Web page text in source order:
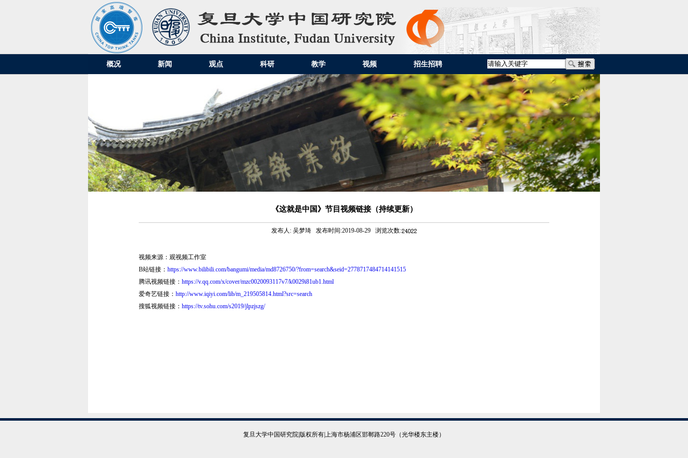
概况 新闻 观点 科研 教学 视频 招生招聘
《这就是中国》节目视频链接（持续更新）
发布人: 吴梦琦 发布时间:2019-08-29 浏览次数:
视频来源：观视频工作室
B站链接： https://www.bilibili.com/bangumi/media/md8726750/?from=search&seid=2778717484714141515
腾讯视频链接： https://v.qq.com/x/cover/mzc0020093117v7/k0029i81ub1.html
爱奇艺链接： http://www.iqiyi.com/lib/m_219505814.html?src=search
搜狐视频链接： https://tv.sohu.com/s2019/jlpzjszg/
复旦大学中国研究院|版权所有|上海市杨浦区邯郸路220号（光华楼东主楼）